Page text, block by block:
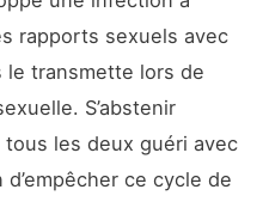
rapports sexuels avec
le transmette lors de
S’abstenir
tous les deux guéri avec
ce cycle de